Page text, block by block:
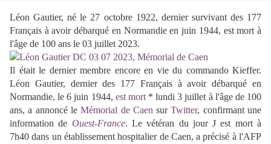
Léon Gautier,né le 27 octobre 1922, dernier survivant des 177
Français à avoir débarqué en Normandie en juin 1944, est mort à
l'âge de 100 ans le 03 juillet 2023.
Il était le dernier membre encore en vie du commando Kieffer.
Léon Gautier, dernier des 177 Français à avoir débarqué en
Normandie, le 6 juin 1944, est mort* lundi 3 juillet à l'âge de 100
ans, a annoncé leMémorial de Caen surTwitter, confirmant une
information de Ouest-France. Le vétéran du jour J est mort à
7h40 dans un établissement hospitalier de Caen, a précisé à l'AFP